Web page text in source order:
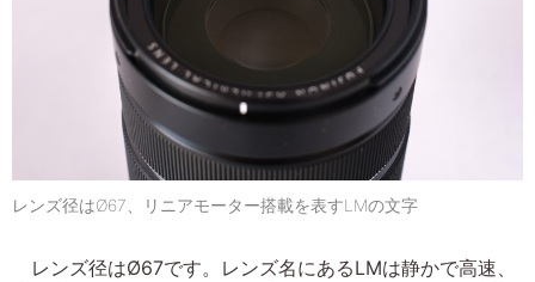
レンズ径はØ67、リニアモーター搭載を表すLMの文字
レンズ径はØ67です。レンズ名にあるLMは静かで高速、